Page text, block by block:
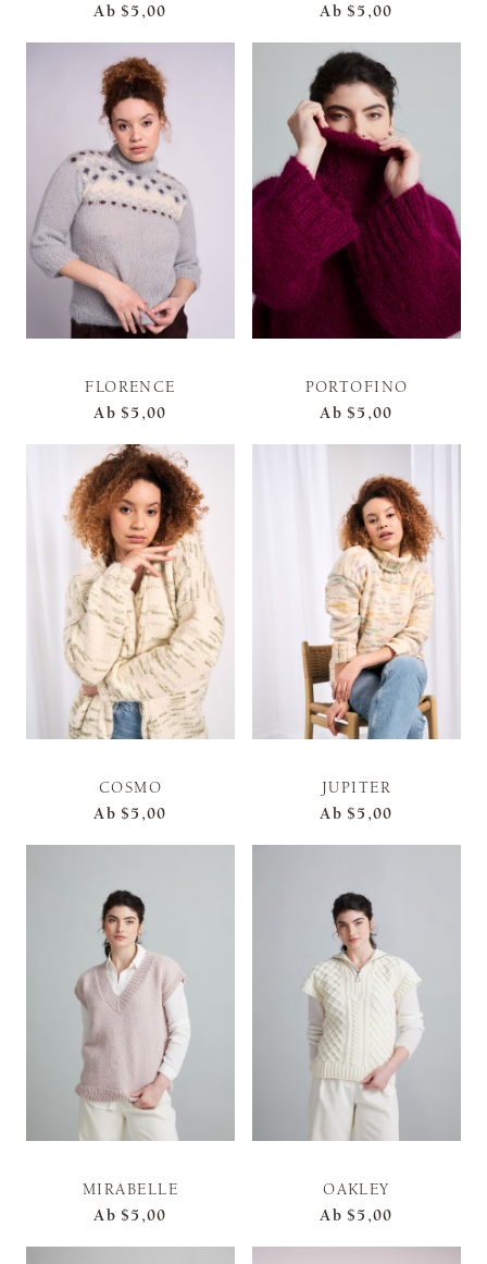
Ab $5,00 Ab $5,00
FLORENCE
Ab $5,00
PORTOFINO
Ab $5,00
COSMO
Ab $5,00
JUPITER
Ab $5,00
MIRABELLE
Ab $5,00
OAKLEY
Ab $5,00